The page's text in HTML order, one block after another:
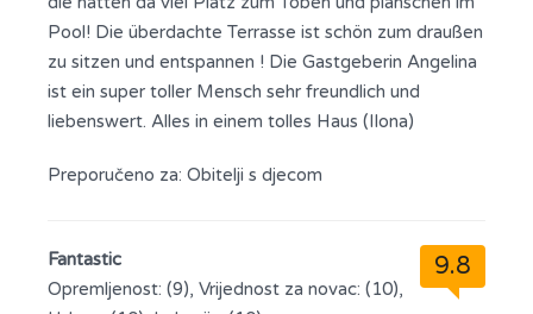
Pool! Die überdachte Terrasse ist schön zum draußen
zu sitzen und entspannen ! Die Gastgeberin Angelina
ist ein super toller Mensch sehr freundlich und
liebenswert. Alles in einem tolles Haus (Ilona)
Preporučeno za: Obitelji s djecom
9.8
Fantastic
Opremljenost: (9), Vrijednost za novac: (10),